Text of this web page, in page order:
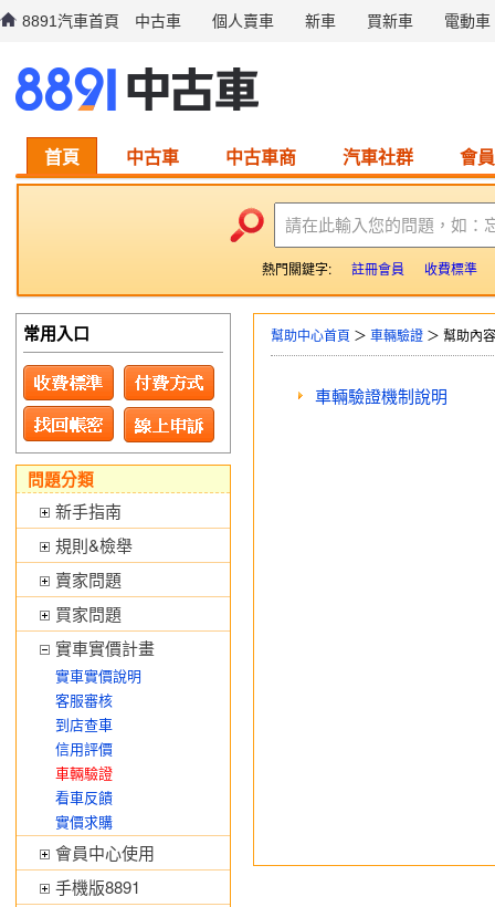
8891汽車首頁 中古車 個人賣車 新車 買新車 電動車
首頁 中古車 中古車商 汽車社群 會
請在此輸入您的問題，如：
熱門關鍵字: 註冊會員 收費標準
幫助中心首頁 ＞ 車輛驗證 ＞ 幫助內容
車輛驗證機制說明
常用入口
問題分類
新手指南
規則&檢舉
賣家問題
買家問題
實車實價計畫
實車實價說明
客服審核
到店查車
信用評價
車輛驗證
看車反饋
實價求購
會員中心使用
手機版8891